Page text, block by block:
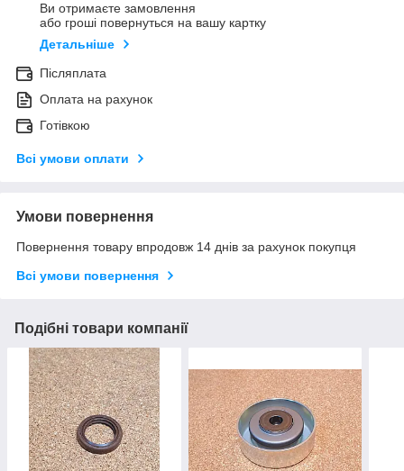
Ви отримаєте замовлення
або гроші повернуться на вашу картку
Детальніше
Післяплата
Оплата на рахунок
Готівкою
Всі умови оплати
Умови повернення
Повернення товару впродовж 14 днів за рахунок покупця
Всі умови повернення
Подібні товари компанії